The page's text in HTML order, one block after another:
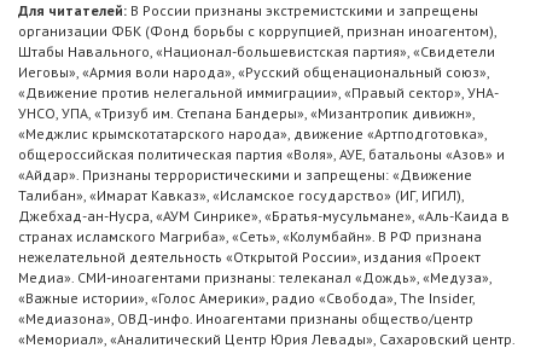
Для читателей: В России признаны экстремистскими и запрещены
организации ФБК (Фонд борьбы с коррупцией, признан иноагентом),
Штабы Навального, «Национал-большевистская партия», «Свидетели
Иеговы», «Армия воли народа», «Русский общенациональный союз»,
«Движение против нелегальной иммиграции», «Правый сектор», УНА-
УНСО, УПА, «Тризуб им. Степана Бандеры», «Мизантропик дивижн»,
«Меджлис крымскотатарского народа», движение «Артподготовка»,
общероссийская политическая партия «Воля», АУЕ, батальоны «Азов» и
«Айдар». Признаны террористическими и запрещены: «Движение
Талибан», «Имарат Кавказ», «Исламское государство» (ИГ, ИГИЛ),
Джебхад-ан-Нусра, «АУМ Синрике», «Братья-мусульмане», «Аль-Каида в
странах исламского Магриба», «Сеть», «Колумбайн». В РФ признана
нежелательной деятельность «Открытой России», издания «Проект
Медиа». СМИ-иноагентами признаны: телеканал «Дождь», «Медуза»,
«Важные истории», «Голос Америки», радио «Свобода», The Insider,
«Медиазона», ОВД-инфо. Иноагентами признаны общество/центр
«Мемориал», «Аналитический Центр Юрия Левады», Сахаровский центр.